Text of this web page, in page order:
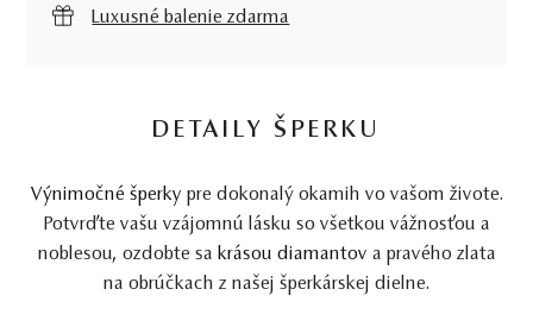
Luxusné balenie zdarma
DETAILY ŠPERKU
Výnimočné šperky pre dokonalý okamih vo vašom živote.
Potvrďte vašu vzájomnú lásku so všetkou vážnosťou a
noblesou, ozdobte sa krásou diamantov a pravého zlata
na obrúčkach z našej šperkárskej dielne.